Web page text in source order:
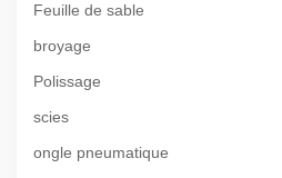
Feuille de sable
broyage
Polissage
scies
ongle pneumatique